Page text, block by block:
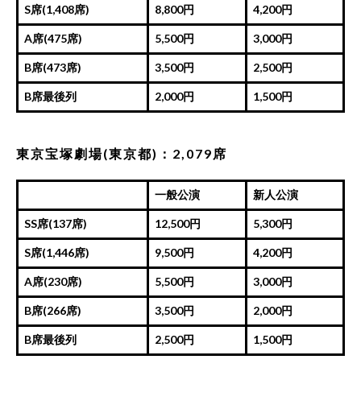
S席(1,408席) 8,800円 4,200円
A席(475席) 5,500円 3,000円
B席(473席) 3,500円 2,500円
B席最後列 2,000円 1,500円
東京宝塚劇場(東京都)：2,079席
一般公演 新人公演
SS席(137席) 12,500円 5,300円
S席(1,446席) 9,500円 4,200円
A席(230席) 5,500円 3,000円
B席(266席) 3,500円 2,000円
B席最後列 2,500円 1,500円